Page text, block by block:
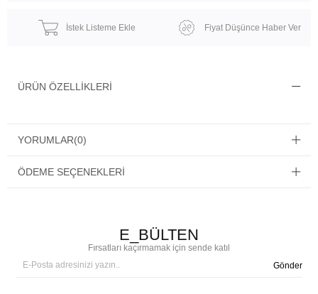
İstek Listeme Ekle Fiyat Düşünce Haber Ver
ÜRÜN ÖZELLIKLERI
YORUMLAR(0)
ÖDEME SEÇENEKLERI
E_BÜLTEN
Fırsatları kaçırmamak için sende katıl
Gönder